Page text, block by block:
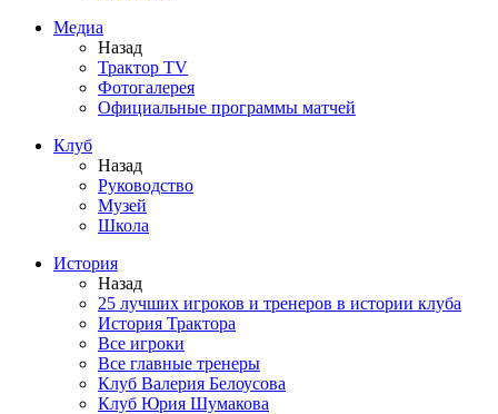
Медиа
Назад
Трактор TV
Фотогалерея
Официальные программы матчей
Клуб
Назад
Руководство
Музей
Школа
История
Назад
25 лучших игроков и тренеров в истории клуба
История Трактора
Все игроки
Все главные тренеры
Клуб Валерия Белоусова
Клуб Юрия Шумакова